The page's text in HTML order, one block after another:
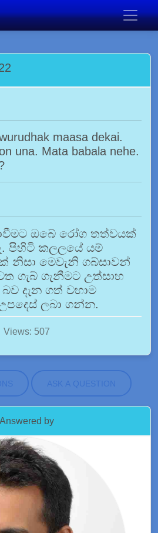
maasa dekai.
una. Mata babala nehe.
ඔබේ රෝග තත්වයක්
පිහිටි කලලයේ යම්
නිසා මෙවැනි ගබ්සාවන්
ගැබ් ගැනීමට උත්සාහ
දැන ගත් වහාම
ලබා ගන්න.
Views: 507
ASK A QUESTION
Answered by